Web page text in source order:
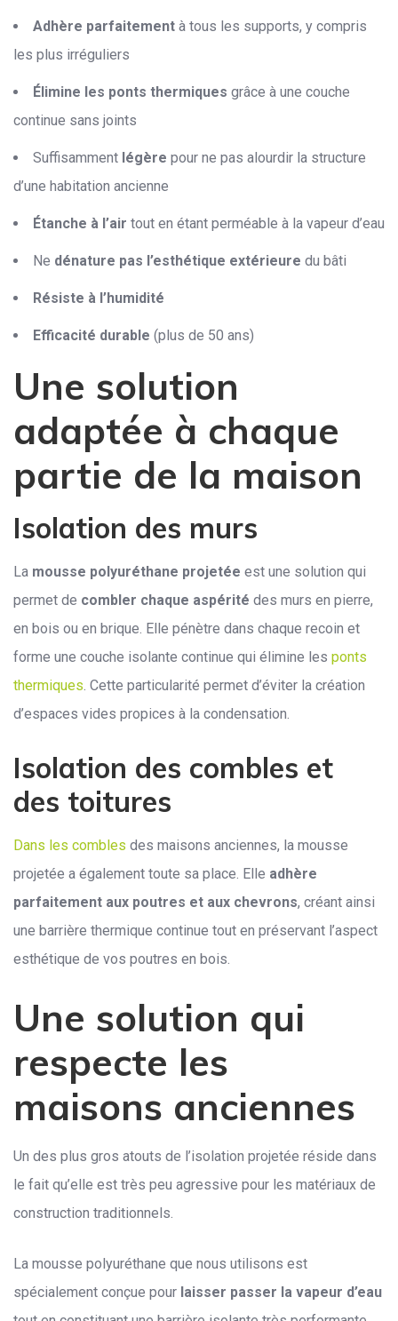
Adhère parfaitement à tous les supports, y compris
les plus irréguliers
Élimine les ponts thermiques grâce à une couche
continue sans joints
Suffisamment légère pour ne pas alourdir la structure
d’une habitation ancienne
Étanche à l’air tout en étant perméable à la vapeur d’eau
Ne dénature pas l’esthétique extérieure du bâti
Résiste à l’humidité
Efficacité durable (plus de 50 ans)
Une solution
adaptée à chaque
partie de la maison
Isolation des murs
La mousse polyuréthane projetée est une solution qui
permet de combler chaque aspérité des murs en pierre,
en bois ou en brique. Elle pénètre dans chaque recoin et
forme une couche isolante continue qui élimine les ponts
thermiques . Cette particularité permet d’éviter la création
d’espaces vides propices à la condensation.
Isolation des combles et
des toitures
Dans les combles des maisons anciennes, la mousse
projetée a également toute sa place. Elle adhère
parfaitement aux poutres et aux chevrons, créant ainsi
une barrière thermique continue tout en préservant l’aspect
esthétique de vos poutres en bois.
Une solution qui
respecte les
maisons anciennes
Un des plus gros atouts de l’isolation projetée réside dans
le fait qu’elle est très peu agressive pour les matériaux de
construction traditionnels.
La mousse polyuréthane que nous utilisons est
spécialement conçue pour laisser passer la vapeur d’eau